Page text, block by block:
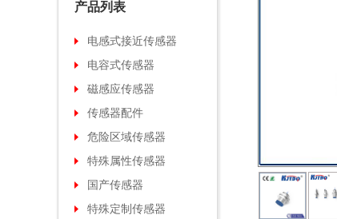
产品列表
电感式接近传感器
超小型接近开关
标准型接近开关
本安NAMUR接近开关
全金属接近开关
耐高压接近开关
耐高低温接近开关
耐腐蚀接近开关
电容式传感器
普通标准型
耐高低温系列
方形系列
磁感应传感器
沟槽型
米缸型
圆缸型
拉缸型
传感器配件
线缆
支架
反光板
测试台
危险区域传感器
特殊属性传感器
国产传感器
特殊定制传感器